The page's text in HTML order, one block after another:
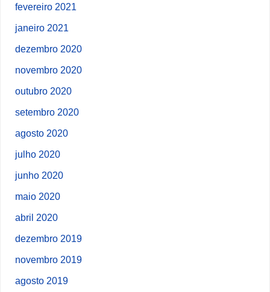
fevereiro 2021
janeiro 2021
dezembro 2020
novembro 2020
outubro 2020
setembro 2020
agosto 2020
julho 2020
junho 2020
maio 2020
abril 2020
dezembro 2019
novembro 2019
agosto 2019